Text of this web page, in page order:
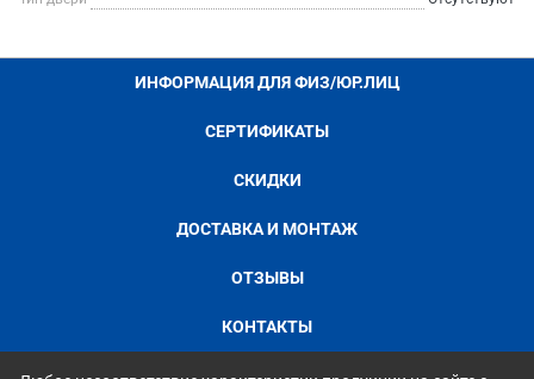
ИНФОРМАЦИЯ ДЛЯ ФИЗ/ЮР.ЛИЦ
СЕРТИФИКАТЫ
СКИДКИ
ДОСТАВКА И МОНТАЖ
ОТЗЫВЫ
КОНТАКТЫ